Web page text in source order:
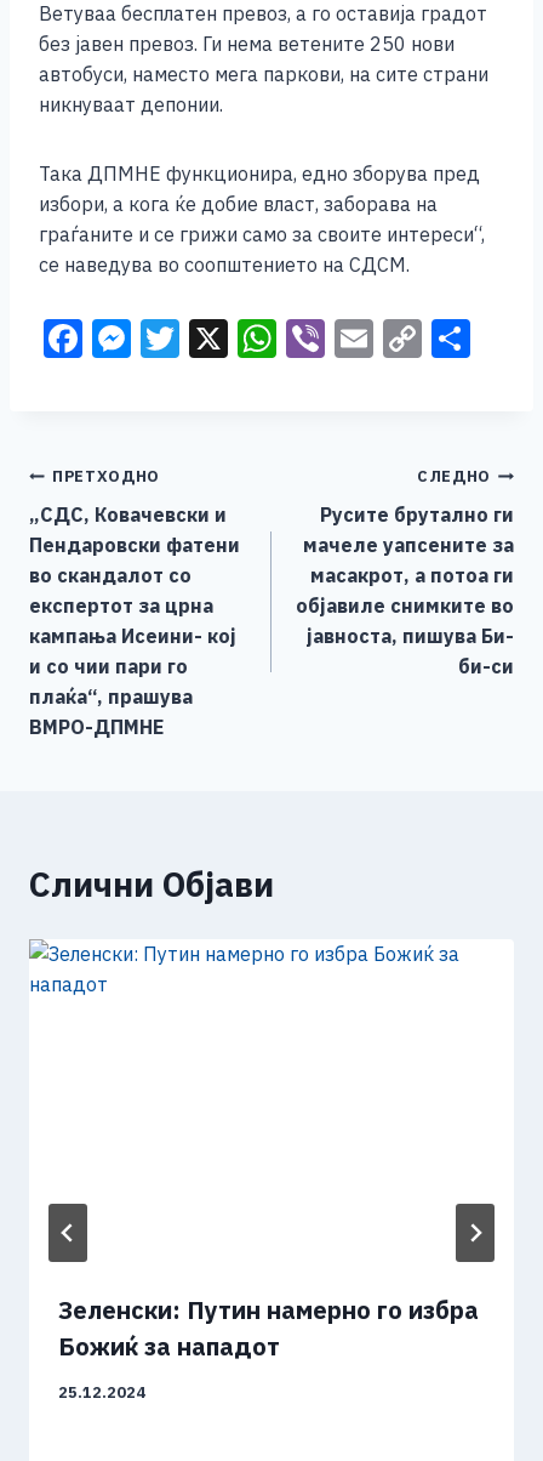
Ветуваа бесплатен превоз, а го оставија градот
без јавен превоз. Ги нема ветените 250 нови
автобуси, наместо мега паркови, на сите страни
никнуваат депонии.
Така ДПМНЕ функционира, едно зборува пред
избори, а кога ќе добие власт, заборава на
граѓаните и се грижи само за своите интереси“,
се наведува во соопштението на СДСМ.
F
b
o
o
k
M
n
g
er
T X W Vi E C
Li
n
k
Навигација
на
напис
ПРЕТХОДНО
„СДС, Ковачевски и
Пендаровски фатени
во скандалот со
експертот за црна
кампања Исеини- кој
и со чии пари го
плаќа“, прашува
ВМРО-ДПМНЕ
СЛЕДНО
Русите брутално ги
мачеле уапсените за
масакрот, а потоа ги
објавиле снимките во
јавноста, пишува Би-
би-си
Слични Објави
Зеленски: Путин намерно го избра
Божиќ за нападот
25.12.2024